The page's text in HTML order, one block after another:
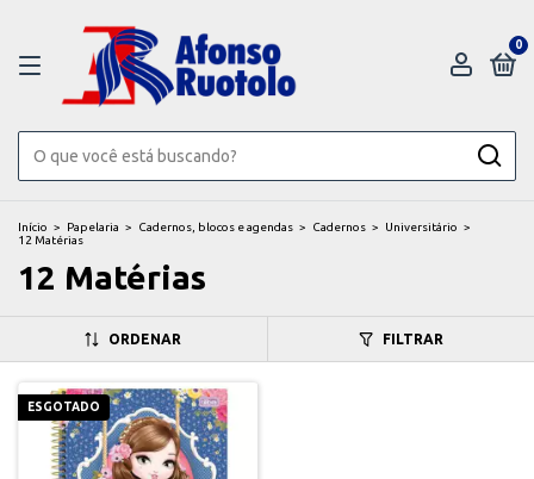
0
Início > Papelaria > Cadernos, blocos e agendas > Cadernos > Universitário >
12 Matérias
12 Matérias
ORDENAR FILTRAR
ESGOTADO